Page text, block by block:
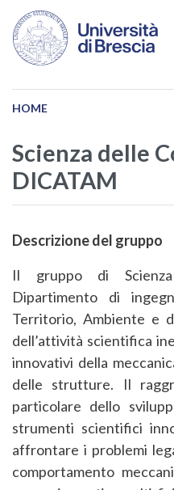
Salta al contenuto principale
HOME
Scienza delle
DICATAM
Descrizione del gruppo
Il gruppo di
Dipartimento di
Territorio, Ambiente e
dell’attività scientifica
innovativi della
delle strutture. Il
particolare dello
strumenti scientifici
affrontare i problemi
comportamento